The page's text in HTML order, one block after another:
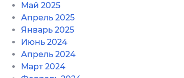
Май 2025
Апрель 2025
Январь 2025
Июнь 2024
Апрель 2024
Март 2024